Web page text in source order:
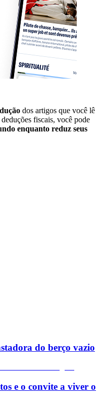
dos artigos que você lê
fiscais, você pode
enquanto reduz seus
do berço vazio
e o convite a viver o